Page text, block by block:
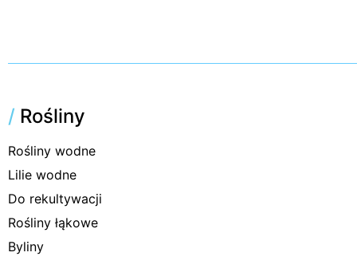
/ Rośliny
Rośliny wodne
Lilie wodne
Do rekultywacji
Rośliny łąkowe
Byliny